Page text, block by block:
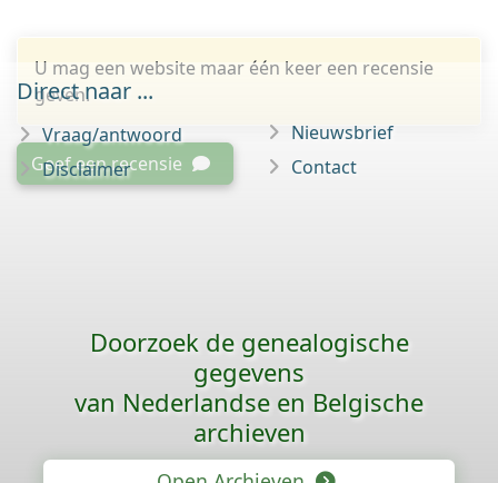
U mag een website maar één keer een recensie
geven.
Geef een recensie
Direct naar ...
Vraag/antwoord
Disclaimer
Nieuwsbrief
Contact
Doorzoek de genealogische
gegevens
van Nederlandse en Belgische
archieven